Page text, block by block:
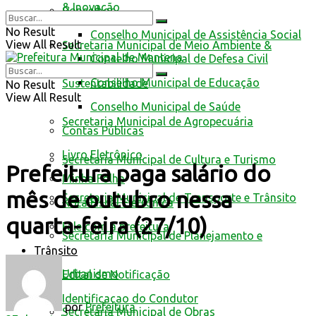
Conselhos
Conselho Municipal de Assistência Social
Conselho Municipal de Defesa Civil
Conselho Municipal de Educação
Conselho Municipal de Saúde
Contas Públicas
Livro Eletrônico
Minha Folha
Nota Fiscal Eletrônica
Fale com a prefeitura
Trânsito
Edital de Notificação
Identificacao do Condutor
& Inovação
Secretaria Municipal de Meio Ambiente &
Sustentabilidade
Secretaria Municipal de Agropecuária
Secretaria Municipal de Cultura e Turismo
Secretaria Municipal de Transporte e Trânsito
Secretaria Municipal de Planejamento e
Urbanismo
Secretaria Municipal de Obras
No Result
View All Result
No Result
View All Result
Prefeitura paga salário do
mês de outubro nessa
quarta-feira (27/10)
por Prefeitura